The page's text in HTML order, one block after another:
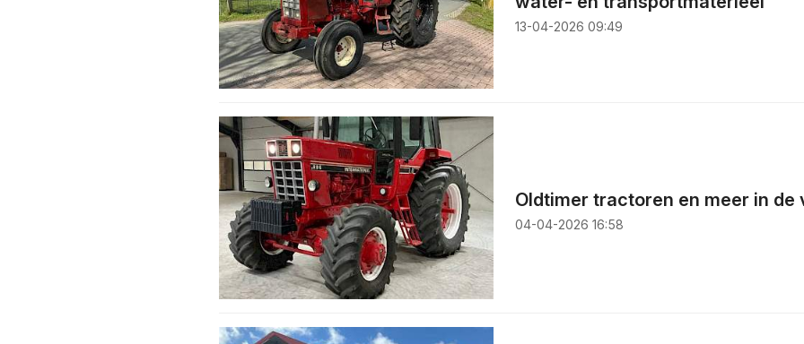
13-04-2026 09:49
Oldtimer tractoren en meer in de
04-04-2026 16:58